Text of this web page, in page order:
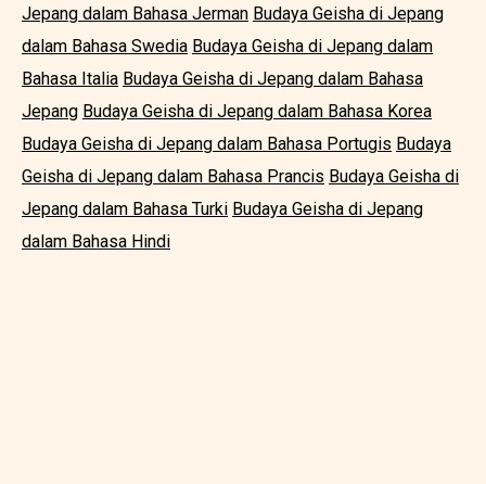
Jepang dalam Bahasa Jerman Budaya Geisha di Jepang
dalam Bahasa Swedia Budaya Geisha di Jepang dalam
Bahasa Italia Budaya Geisha di Jepang dalam Bahasa
Jepang Budaya Geisha di Jepang dalam Bahasa Korea
Budaya Geisha di Jepang dalam Bahasa Portugis Budaya
Geisha di Jepang dalam Bahasa Prancis Budaya Geisha di
Jepang dalam Bahasa Turki Budaya Geisha di Jepang
dalam Bahasa Hindi